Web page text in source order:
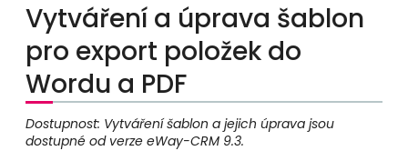
Vytváření a úprava šablon
pro export položek do
Wordu a PDF
Dostupnost: Vytváření šablon a jejich úprava jsou
dostupné od verze eWay-CRM 9.3.